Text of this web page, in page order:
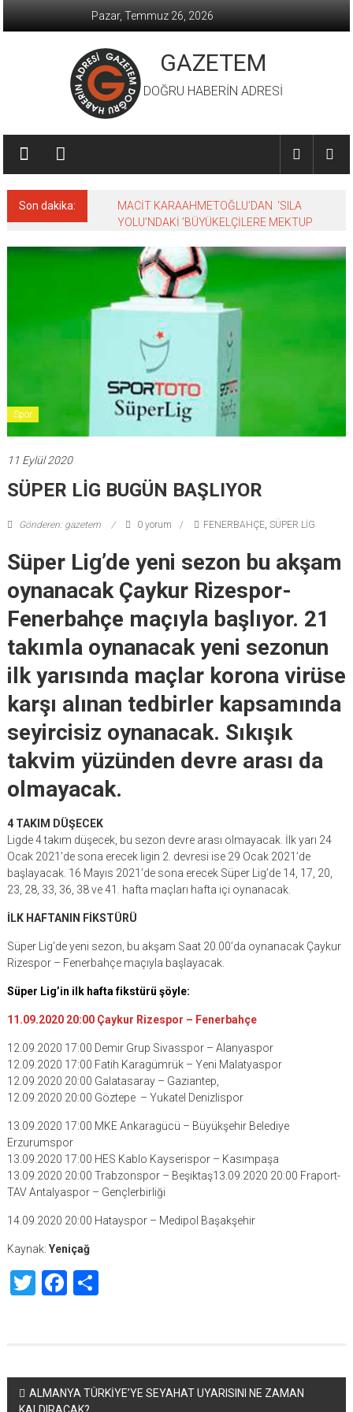
Pazar, Temmuz 26, 2026
GAZETEM
DOĞRU HABERİN ADRESİ
Son dakika:
MACİT KARAAHMETOĞLU’DAN ‘SILA
YOLU’NDAKİ ’BÜYÜKELÇİLERE MEKTUP
Spor
11 Eylül 2020
SÜPER LİG BUGÜN BAŞLIYOR
Gönderen: gazetem 0 yorum FENERBAHÇE, SÜPER LİG
Süper Lig’de yeni sezon bu akşam
oynanacak Çaykur Rizespor-
Fenerbahçe maçıyla başlıyor. 21
takımla oynanacak yeni sezonun
ilk yarısında maçlar korona virüse
karşı alınan tedbirler kapsamında
seyircisiz oynanacak. Sıkışık
takvim yüzünden devre arası da
olmayacak.
4 TAKIM DÜŞECEK
Ligde 4 takım düşecek, bu sezon devre arası olmayacak. İlk yarı 24
Ocak 2021’de sona erecek ligin 2. devresi ise 29 Ocak 2021’de
başlayacak. 16 Mayıs 2021’de sona erecek Süper Lig’de 14, 17, 20,
23, 28, 33, 36, 38 ve 41. hafta maçları hafta içi oynanacak.
İLK HAFTANIN FİKSTÜRÜ
Süper Lig’de yeni sezon, bu akşam Saat 20.00’da oynanacak Çaykur
Rizespor – Fenerbahçe maçıyla başlayacak.
Süper Lig’in ilk hafta fikstürü şöyle:
11.09.2020 20:00 Çaykur Rizespor – Fenerbahçe
12.09.2020 17:00 Demir Grup Sivasspor – Alanyaspor
12.09.2020 17:00 Fatih Karagümrük – Yeni Malatyaspor
12.09.2020 20:00 Galatasaray – Gaziantep,
12.09.2020 20:00 Göztepe – Yukatel Denizlispor
13.09.2020 17:00 MKE Ankaragücü – Büyükşehir Belediye
Erzurumspor
13.09.2020 17:00 HES Kablo Kayserispor – Kasımpaşa
13.09.2020 20:00 Trabzonspor – Beşiktaş13.09.2020 20:00 Fraport-
TAV Antalyaspor – Gençlerbirliği
14.09.2020 20:00 Hatayspor – Medipol Başakşehir
Kaynak: Yeniçağ
TwitterFacebook
Share
Yazı
ALMANYA TÜRKİYE’YE SEYAHAT UYARISINI NE ZAMAN